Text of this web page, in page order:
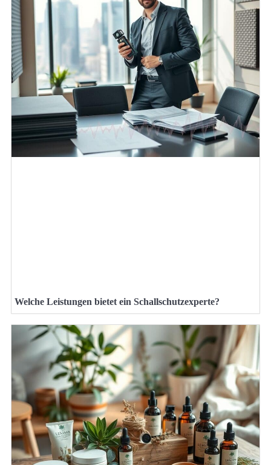
Welche Leistungen bietet ein Schallschutzexperte?